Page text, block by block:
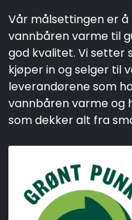
Vår målsettingen er
vannbåren varme til
god kvalitet. Vi setter
kjøper in og selger til
leverandørene som
vannbåren varme
som dekker alt fra